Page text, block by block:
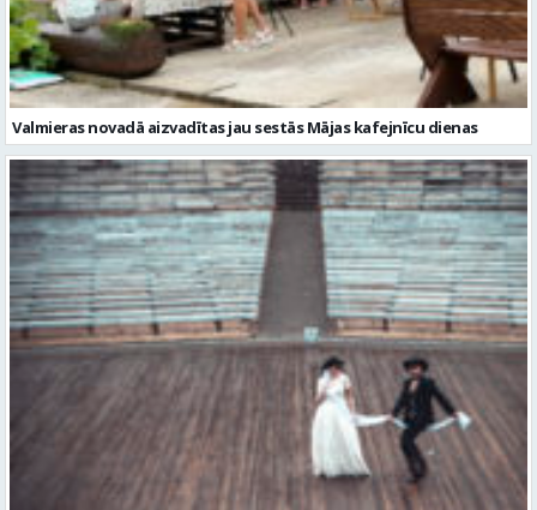
Valmieras novadā aizvadītas jau sestās Mājas kafejnīcu dienas